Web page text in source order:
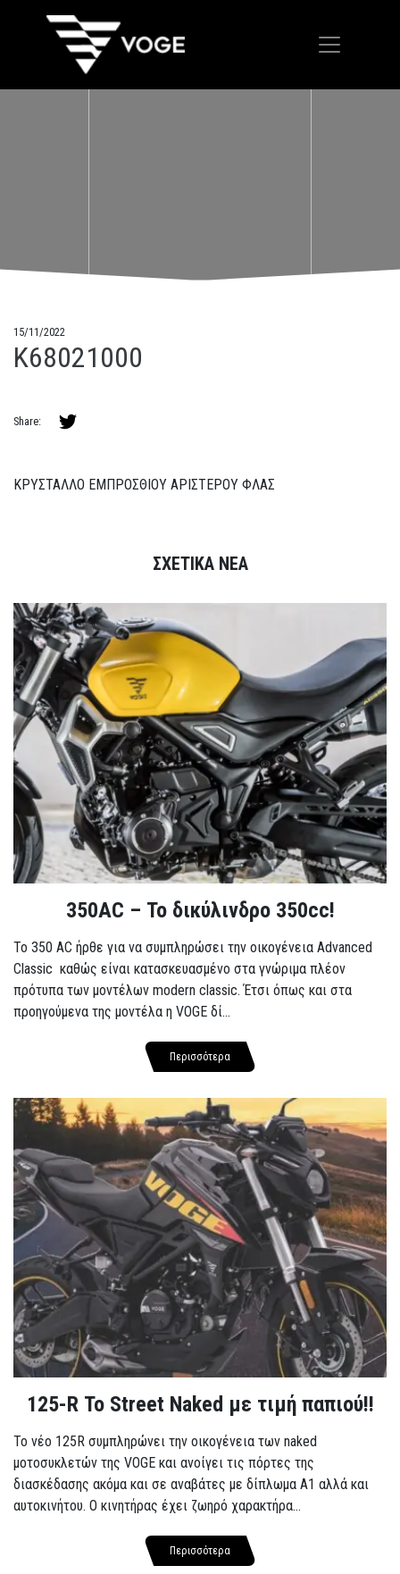
15/11/2022
K68021000
Share:
ΚΡΥΣΤΑΛΛΟ ΕΜΠΡΟΣΘΙΟΥ ΑΡΙΣΤΕΡΟΥ ΦΛΑΣ
ΣΧΕΤΙΚΑ ΝΕΑ
350AC – Το δικύλινδρο 350cc!
To 350 AC ήρθε για να συμπληρώσει την οικογένεια Advanced
Classic καθώς είναι κατασκευασμένο στα γνώριμα πλέον
πρότυπα των μοντέλων modern classic. Έτσι όπως και στα
προηγούμενα της μοντέλα η VOGE δί...
Περισσότερα
125-R Το Street Naked με τιμή παπιού!!
Το νέο 125R συμπληρώνει την οικογένεια των naked
μοτοσυκλετών της VOGE και ανοίγει τις πόρτες της
διασκέδασης ακόμα και σε αναβάτες με δίπλωμα A1 αλλά και
αυτοκινήτου. Ο κινητήρας έχει ζωηρό χαρακτήρα...
Περισσότερα